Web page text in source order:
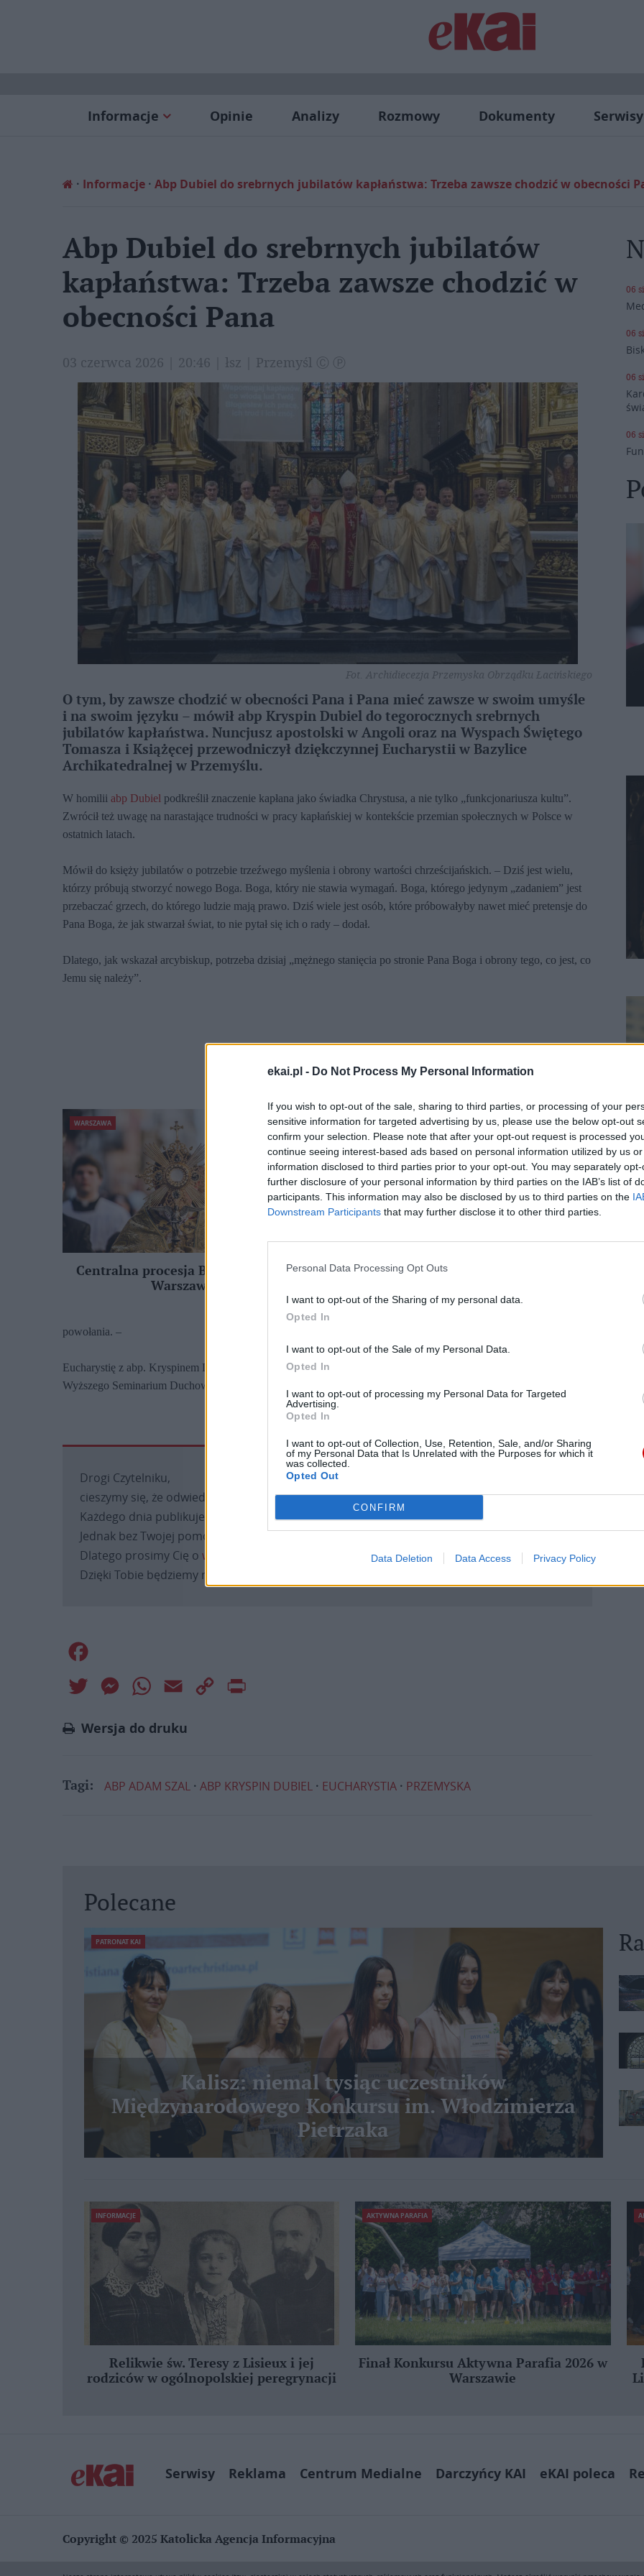
ekai.pl - Do Not Process My Personal Information
If you wish to opt-out of the sale, sharing to third parties, or processing of your
sensitive information for targeted advertising by us, please use the below opt-out
confirm your selection. Please note that after your opt-out request is processed
continue seeing interest-based ads based on personal information utilized by us
information disclosed to third parties prior to your opt-out. You may separately
further disclosure of your personal information by third parties on the IAB’s list of
participants. This information may also be disclosed by us to third parties on the
Downstream Participants that may further disclose it to other third parties.
Personal Data Processing Opt Outs
I want to opt-out of the Sharing of my personal data.
Opted In
I want to opt-out of the Sale of my Personal Data.
Opted In
I want to opt-out of processing my Personal Data for Targeted
Advertising.
Opted In
I want to opt-out of Collection, Use, Retention, Sale, and/or Sharing
of my Personal Data that Is Unrelated with the Purposes for which it
was collected.
Opted Out
CONFIRM
Data Deletion Data Access Privacy Policy
Informacje Opinie Analizy Rozmowy Dokumenty
Informacje Abp Dubiel do srebrnych jubilatów kapłaństwa: Trzeba zawsze chodzić w obecności
Abp Dubiel do srebrnych jubilatów
kapłaństwa: Trzeba zawsze chodzić w
obecności Pana
03 czerwca 2026 | 20:46 | łsz | Przemyśl Ⓒ Ⓟ
Fot. Archidiecezja Przemyska Obrządku Łacińskiego
O tym, by zawsze chodzić w obecności Pana i Pana mieć zawsze w swoim umyśle
i na swoim języku – mówił abp Kryspin Dubiel do tegorocznych srebrnych
jubilatów kapłaństwa. Nuncjusz apostolski w Angoli oraz na Wyspach Świętego
Tomasza i Książęcej przewodniczył dziękczynnej Eucharystii w Bazylice
Archikatedralnej w Przemyślu.
W homilii abp Dubiel podkreślił znaczenie kapłana jako świadka Chrystusa, a nie tylko „funkcjonariusza kultu”.
Zwrócił też uwagę na narastające trudności w pracy kapłańskiej w kontekście przemian społecznych w Polsce w
ostatnich latach.
Mówił do księży jubilatów o potrzebie trzeźwego myślenia i obrony wartości chrześcijańskich. – Dziś jest wielu,
którzy próbują stworzyć nowego Boga. Boga, który nie stawia wymagań. Boga, którego jedynym „zadaniem” jest
przebaczać grzech, do którego ludzie mają prawo. Dziś wiele jest osób, które próbowałyby nawet mieć pretensje do
Pana Boga, że jak stwarzał świat, to nie pytał się ich o rady – dodał.
Dlatego, jak wskazał arcybiskup, potrzeba dzisiaj „mężnego stanięcia po stronie Pana Boga i obrony tego, co jest, co
Jemu się należy”.
WARSZAWA
Centralna procesja Bożego Ciała w
Warszawie
Abp Dubiel uwrażliwiał księży jubilatów na wartość
osobistej relacji z Panem Bogiem, pogłębianiu tej relacji
poprzez Eucharystię i adorację. Zwracał uwagę, ze nie
chodzi tylko o modlitwę przed Najświętszym Sakramentem
mieć zawsze w swoim umyśle i na swoim języku.
Na zakończenie, abp Dubiel wezwał księży jubilatów do
wdzięczności wobec tych, którzy formowali ich w drodze
do kapłaństwa i którzy towarzyszą im w wypełnianiu tego
powołania. –
Eucharystię z abp. Kryspinem Dubielem koncelebrował abp Adam Szal
Wyższego Seminarium Duchownego w Przemyślu.
Drogi Czytelniku,
cieszymy się, że odwiedzasz nasz portal. Jesteśmy tu dla Ciebie!
Każdego dnia publikujemy najważniejsze informacje z życia Kościoła w Polsce i na świecie.
Jednak bez Twojej pomocy sprostanie temu zadaniu będzie coraz trudniejsze.
Dlatego prosimy Cię o wsparcie portalu eKAI.pl za pośrednictwem serwisu Patronite.
Dzięki Tobie będziemy mogli realizować naszą misję. Więcej informacji znajdziesz
Twitter MessengerWhatsApp
Email
Copy
Wersja do druku
Tagi: ABP ADAM SZAL ABP KRYSPIN DUBIEL EUCHARYSTIA PRZEMYSKA
06
06
06
06
Polecane
PATRONAT KAI
Kalisz: niemal tysiąc uczestników
Międzynarodowego Konkursu im. Włodzimierza
Pietrzaka
INFORMACJE
Relikwie św. Teresy z Lisieux i jej
rodziców w ogólnopolskiej peregrynacji
AKTYWNA PARAFIA
Finał Konkursu Aktywna Parafia 2026 w
Warszawie
Serwisy Reklama Centrum Medialne Darczyńcy KAI eKAI poleca
Copyright © 2025 Katolicka Agencja Informacyjna